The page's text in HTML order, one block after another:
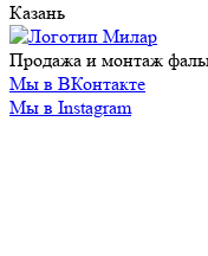
Казань
Продажа и монтаж
Мы в ВКонтакте
Мы в Instagram